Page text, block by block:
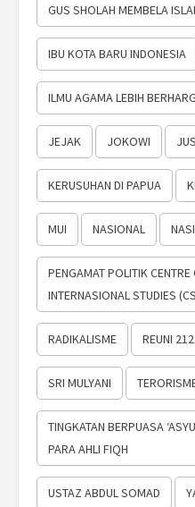
GUS SHOLAH MEMBELA
IBU KOTA BARU INDONESIA
ILMU AGAMA LEBIH
JEJAK JOKOWI
KERUSUHAN DI PAPUA
MUI NASIONAL
PENGAMAT POLITIK CENTRE
INTERNASIONAL STUDIES
RADIKALISME REUNI 212
SRI MULYANI
TINGKATAN BERPUASA
PARA AHLI FIQH
USTAZ ABDUL SOMAD